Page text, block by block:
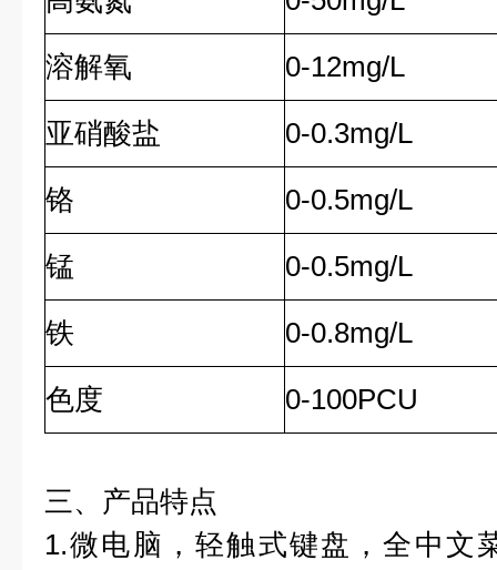
溶解氧
0-12mg/L
亚硝酸盐
0-0.3mg/L
铬
0-0.5mg/L
锰
0-0.5mg/L
铁
0-0.8mg/L
色度
0-100PCU
三、产品特点
1.微电脑，轻触式键盘，全中文